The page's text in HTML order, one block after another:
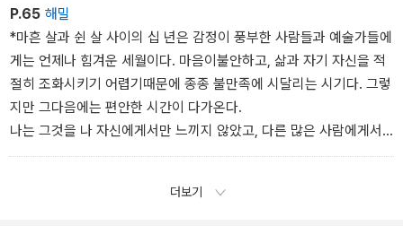
그렇게 할 수 있는 사람이라면 늙지 않고여전히 불꽃을 피울 수 있으
리라.
그리고 주먹을 휘둘러세상의 양극을 휘청하게 해놓을 수도 있으리라.
죽음이 멀리서 기다리고 있는 것이 보이기 때문에멈춰 서지 말도
록 하자.
그것과 정면으로 맞서며,
P.65 해밀
*마흔 살과 쉰 살 사이의 십 년은 감정이 풍부한 사람들과 예술가들에
게는 언제나 힘겨운 세월이다. 마음이불안하고, 삶과 자기 자신을 적
절히 조화시키기 어렵기때문에 종종 불만족에 시달리는 시기다. 그렇
지만 그다음에는 편안한 시간이 다가온다.
나는 그것을 나 자신에게서만 느끼지 않았고, 다른 많은 사람에게서
도 관찰할 수 있었다. 속이 부글부글 끓어오르고 심한 가슴앓이를 하
에도 아름다움과 기쁨이 있다.
더보기